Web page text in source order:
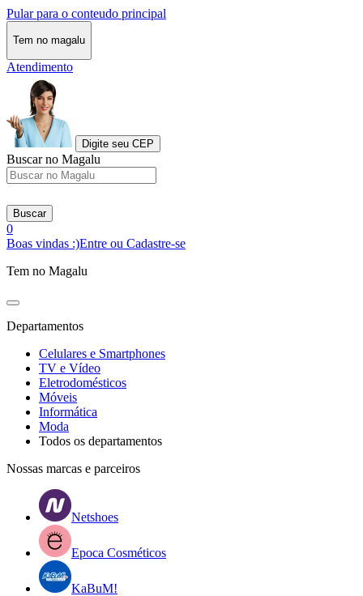
Pular para o conteudo principal
Tem no magalu
Atendimento
Digite seu CEP
Buscar no Magalu
Buscar
0
Boas vindas :)Entre ou Cadastre-se
Tem no Magalu
Departamentos
Celulares e Smartphones
TV e Vídeo
Eletrodomésticos
Móveis
Informática
Moda
Todos os departamentos
Nossas marcas e parceiros
Netshoes
Epoca Cosméticos
KaBuM!